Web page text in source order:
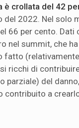
è crollata del 42
del 2022. Nel solo
66 per cento. Dati
nel summit, che
fatto
ricchi di
parziale) del
contribuito a